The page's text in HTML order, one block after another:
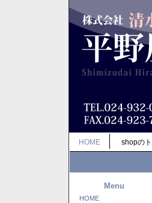
HOME shopの
Menu
HOME